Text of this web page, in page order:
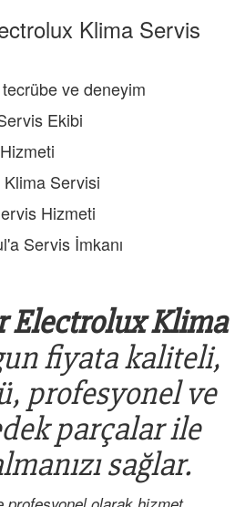
Klima Servis
tecrübe ve deneyim
Ekibi
Servisi
Hizmeti
Servis İmkanı
Electrolux Klima
fiyata kaliteli,
profesyonel ve
parçalar ile
sağlar.